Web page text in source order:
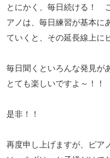
とにかく、毎日続ける！
アノは、毎日練習が基本に
ていくと、その延長線上に
毎日聞くといろんな発見が
とても楽しいですよ～！！
是非！！
再度申し上げますが、ピア